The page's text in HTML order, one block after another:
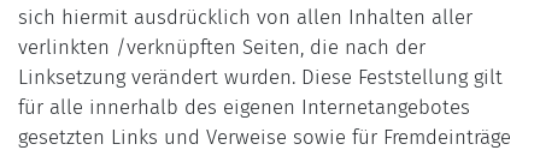
sich hiermit ausdrücklich von allen Inhalten aller
verlinkten /verknüpften Seiten, die nach der
Linksetzung verändert wurden. Diese Feststellung gilt
für alle innerhalb des eigenen Internetangebotes
gesetzten Links und Verweise sowie für Fremdeinträge